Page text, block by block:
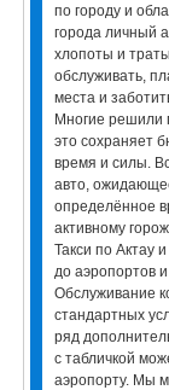
по городу и
города личный
хлопоты и
обслуживать,
места и
Многие решили
это сохраняет
время и силы.
авто,
определённое
активному
Такси по Актау
до аэропортов
Обслуживание
стандартных
ряд
с табличкой
аэропорту. Мы